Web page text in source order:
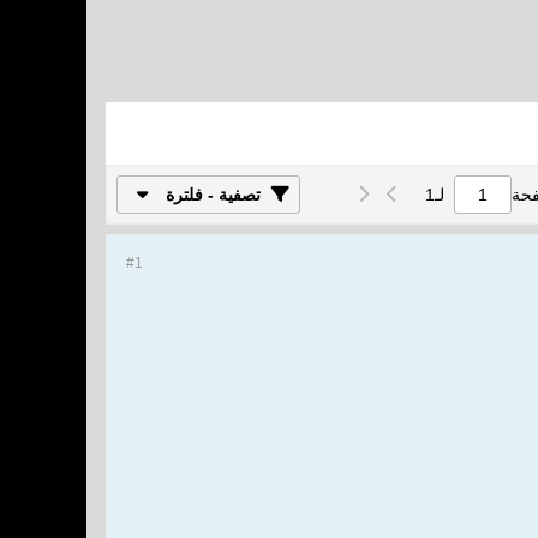
لـ1 تصفية - فلترة
#1